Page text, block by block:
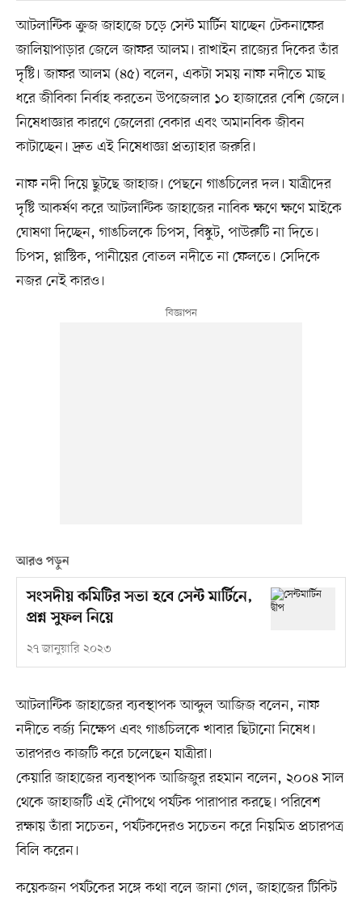
আটলান্টিক ক্রুজ জাহাজে চড়ে সেন্ট মার্টিন যাচ্ছেন টেকনাফের
জালিয়াপাড়ার জেলে জাফর আলম। রাখাইন রাজ্যের দিকের তাঁর
দৃষ্টি। জাফর আলম (৪৫) বলেন, একটা সময় নাফ নদীতে মাছ
ধরে জীবিকা নির্বাহ করতেন উপজেলার ১০ হাজারের বেশি জেলে।
নিষেধাজ্ঞার কারণে জেলেরা বেকার এবং অমানবিক জীবন
কাটাচ্ছেন। দ্রুত এই নিষেধাজ্ঞা প্রত্যাহার জরুরি।
নাফ নদী দিয়ে ছুটছে জাহাজ। পেছনে গাঙচিলের দল। যাত্রীদের
দৃষ্টি আকর্ষণ করে আটলান্টিক জাহাজের নাবিক ক্ষণে ক্ষণে মাইকে
ঘোষণা দিচ্ছেন, গাঙচিলকে চিপস, বিস্কুট, পাউরুটি না দিতে।
চিপস, প্লাস্টিক, পানীয়ের বোতল নদীতে না ফেলতে। সেদিকে
নজর নেই কারও।
আরও পড়ুন
সংসদীয় কমিটির সভা হবে সেন্ট মার্টিনে,
প্রশ্ন সুফল নিয়ে
২৭ জানুয়ারি ২০২৩
আটলান্টিক জাহাজের ব্যবস্থাপক আব্দুল আজিজ বলেন, নাফ
নদীতে বর্জ্য নিক্ষেপ এবং গাঙচিলকে খাবার ছিটানো নিষেধ।
তারপরও কাজটি করে চলেছেন যাত্রীরা।
কেয়ারি জাহাজের ব্যবস্থাপক আজিজুর রহমান বলেন, ২০০৪ সাল
থেকে জাহাজটি এই নৌপথে পর্যটক পারাপার করছে। পরিবেশ
রক্ষায় তাঁরা সচেতন, পর্যটকদেরও সচেতন করে নিয়মিত প্রচারপত্র
বিলি করেন।
কয়েকজন পর্যটকের সঙ্গে কথা বলে জানা গেল, জাহাজের টিকিট